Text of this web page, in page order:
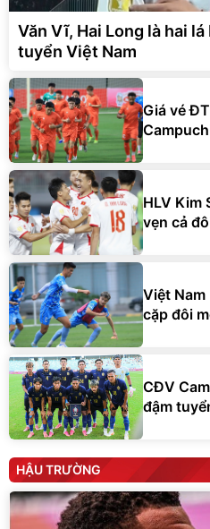
Văn Vĩ, Hai Long là hai
tuyển Việt Nam
Giá vé
HLV Kim
vẹn cả
Việt Nam
cặp đôi
CĐV
đậm
HẬU TRƯỜNG